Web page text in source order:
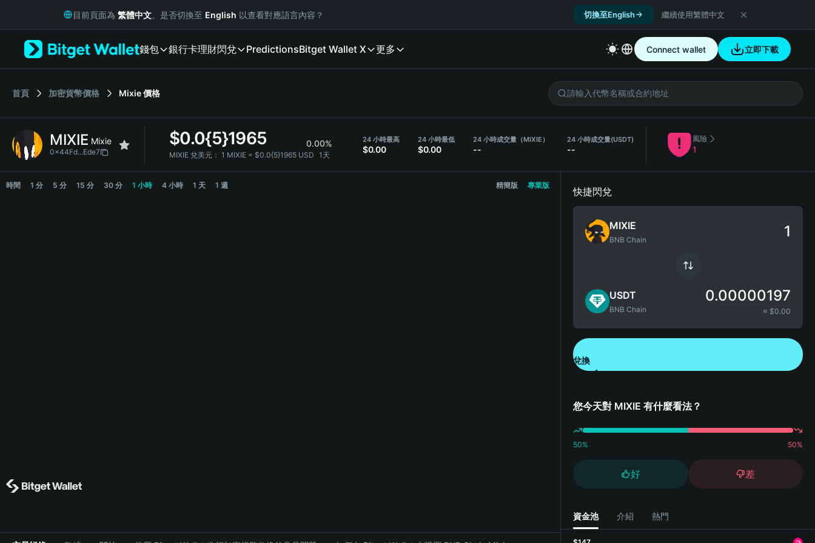
Русский
Italiano
简体中文
繁體中文
Bahasa Indonesia
目前頁面為 繁體中文。是否切換至 English 以查看對應語言內容？ 切換至English 繼續使用繁體中文
錢包 銀行卡理財閃兌 PredictionsBitget Wallet X 更多 Connect wallet 立即下載
首頁 加密貨幣價格 Mixie價格
MIXIE Mixie
0x44Fd...Ede7
$0.0{5}1965 0.00%
MIXIE 兌美元： 1 MIXIE = $0.0{5}1965 USD 1天
24 小時最高
$0.00
24 小時最低
$0.00
24 小時成交量（MIXIE）
--
24 小時成交量(USDT)
--
風險
1
MIXIE Price Chart
時間 1 分 5 分 15 分 30 分 1 小時 4 小時 1 天 1 週 精簡版 專業版
快捷閃兌
MIXIE
BNB Chain
USDT
BNB Chain
0.00000197
≈ $0.00
兌換
您今天對 MIXIE 有什麼看法？
50% 50%
好 差
資金池 介紹 熱門